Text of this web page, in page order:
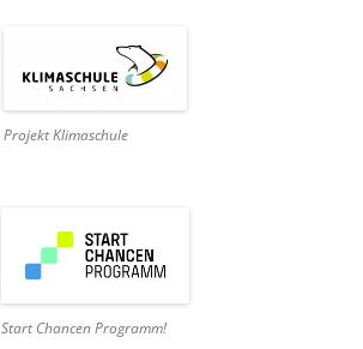
Projekt Klimaschule
Start Chancen Programm!